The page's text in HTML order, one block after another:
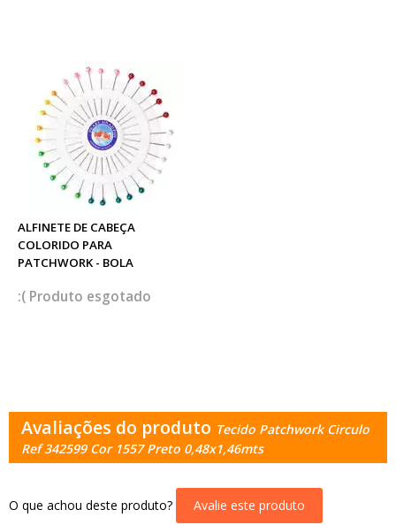
ALFINETE DE CABEÇA
COLORIDO PARA
PATCHWORK - BOLA
esgotado
Avaliações do produto Tecido Patchwork Circulo
Ref 342599 Cor 1557 Preto 0,48x1,46mts
O que achou deste produto? Avalie este produto